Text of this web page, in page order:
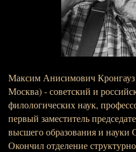
Максим Анисимович Кронгауз
Москва) - советский и
филологических наук,
первый заместитель
высшего образования и
Окончил отделение